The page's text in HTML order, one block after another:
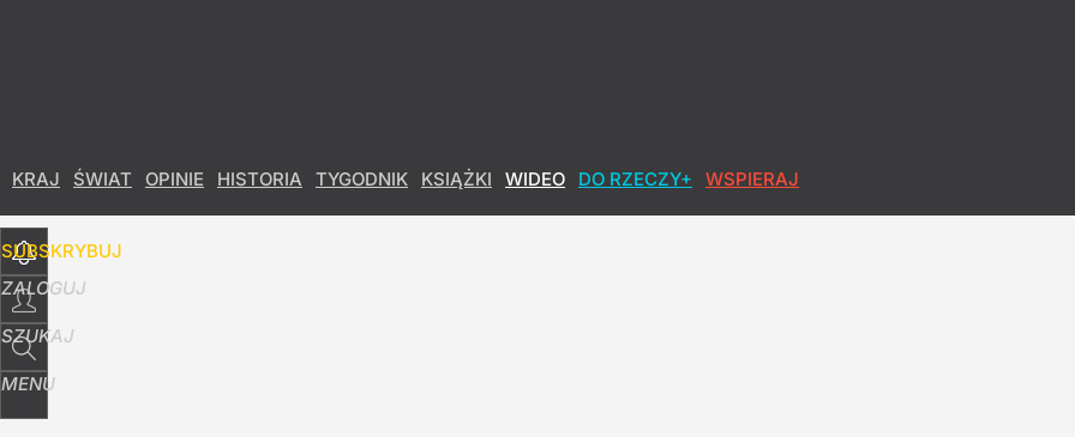
KRAJ ŚWIAT OPINIE HISTORIA TYGODNIK KSIĄŻKI WIDEO DO RZECZY+ WSPIERAJ
SUBSKRYBUJ
ZALOGUJ
SZUKAJ
MENU